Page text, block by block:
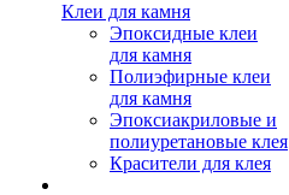
Клеи для камня
Эпоксидные клеи
для камня
Полиэфирные клеи
для камня
Эпоксиакриловые и
полиуретановые клея
Красители для клея